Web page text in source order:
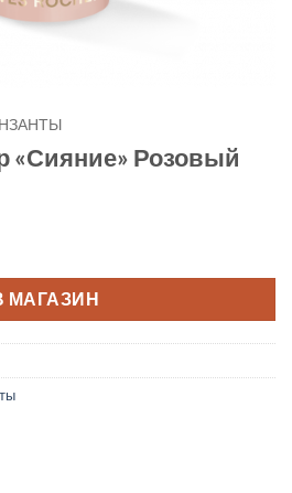
«Сияние» Розовый
МАГАЗИН